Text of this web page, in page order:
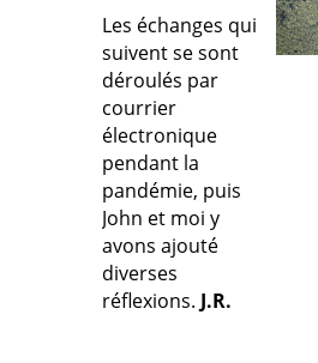
Les échanges qui
suivent se sont
déroulés par
courrier
électronique
pendant la
pandémie, puis
John et moi y
avons ajouté
diverses
réflexions. J.R.